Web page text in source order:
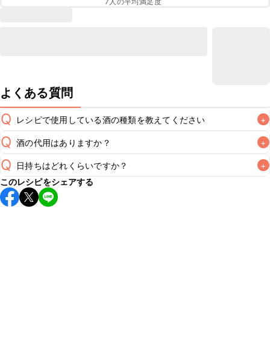
よくある質問
Q レシピで使用している酒の種類を教えてください +
A
Q 酒の代用はありますか？ +
A
Q 日持ちはどれくらいですか？ +
保存期間は冷蔵で当日中が目安です。なるべくお早めにお召
し上がりください。
このレシピをシェアする